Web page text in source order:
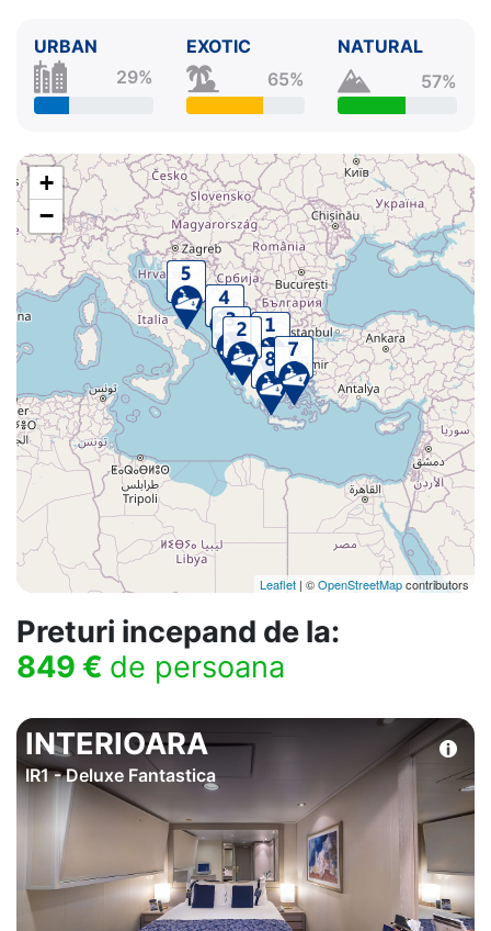
URBAN
29%
EXOTIC
65%
NATURAL
57%
+
−
Leaflet | ©OpenStreetMapcontributors
Preturi incepand de la:
849 € de persoana
INTERIOARA
IR1 - Deluxe Fantastica